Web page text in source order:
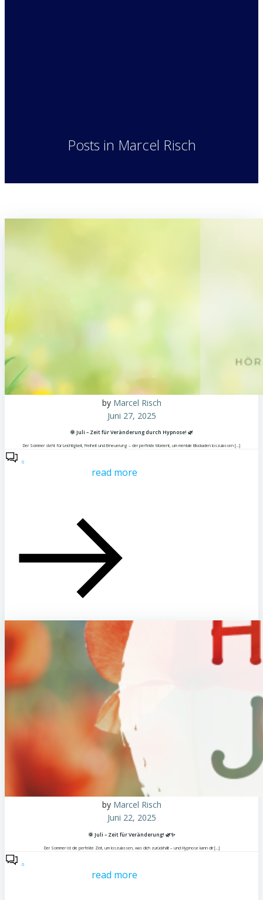
Posts in Marcel Risch
by Marcel Risch
Juni 27, 2025
🌞 Juli – Zeit für Veränderung durch Hypnose! 🌿
Der Sommer steht für Leichtigkeit, Freiheit und Erneuerung – der perfekte Moment, um mentale Blockaden loszulassen […]
0
read more
by Marcel Risch
Juni 22, 2025
🌞 Juli – Zeit für Veränderung! 🌿✨
Der Sommer ist die perfekte Zeit, um loszulassen, was dich zurückhält – und Hypnose kann dir […]
0
read more